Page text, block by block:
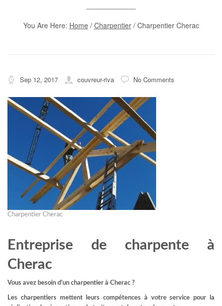
You Are Here: Home/ Charpentier/ Charpentier Cherac
Sep 12, 2017 couvreur-riva No Comments
Charpentier Cherac
Entreprise de charpente à
Cherac
Vous avez besoin d’un charpentier à Cherac ?
Les charpentiers mettent leurs compétences à votre service pour la